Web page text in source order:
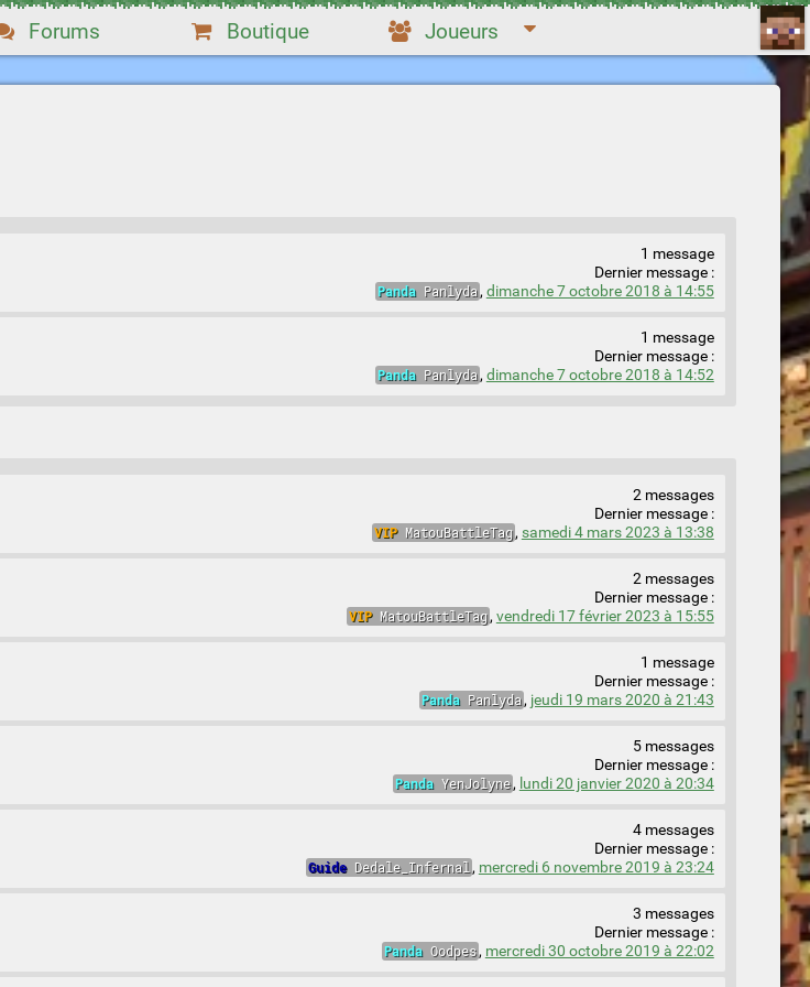
Forums Boutique Joueurs
1 message
Dernier message :
PandaPanlyda, dimanche 7 octobre 2018 à 14:55
1 message
Dernier message :
PandaPanlyda, dimanche 7 octobre 2018 à 14:52
2 messages
Dernier message :
VIPMatouBattleTag, samedi 4 mars 2023 à 13:38
2 messages
Dernier message :
VIPMatouBattleTag, vendredi 17 février 2023 à 15:55
1 message
Dernier message :
PandaPanlyda, jeudi 19 mars 2020 à 21:43
5 messages
Dernier message :
PandaYenJolyne, lundi 20 janvier 2020 à 20:34
4 messages
Dernier message :
GuideDedale_Infernal, mercredi 6 novembre 2019 à 23:24
3 messages
Dernier message :
PandaOodpes, mercredi 30 octobre 2019 à 22:02